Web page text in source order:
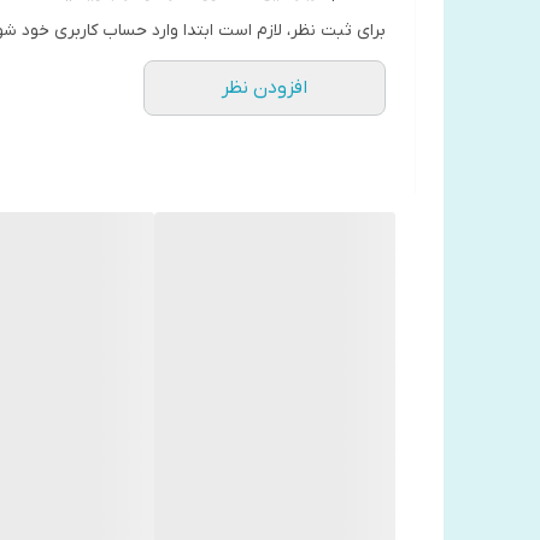
کتاب «محکم در آغوشم بگیر»، راهنمای بهبود روابط
زوج‌های مختلف، به بیان راه‌کارهایی عملی در خصوص
برای ثبت نظر، لازم است ابتدا وارد حساب کاربری خود
افزودن نظر